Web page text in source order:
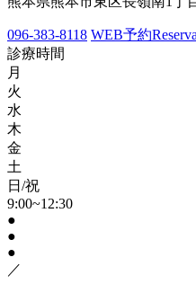
096-383-8118 WEB予約
診療時間
月
火
水
木
金
土
日/祝
9:00~12:30
●
●
●
／